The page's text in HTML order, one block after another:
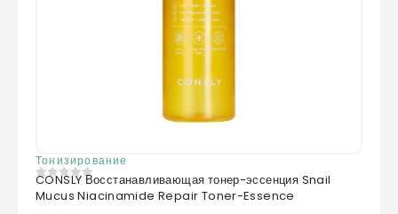
Тонизирование
0из 5
CONSLY Восстанавливающая тонер-эссенция Snail
Mucus Niacinamide Repair Toner-Essence